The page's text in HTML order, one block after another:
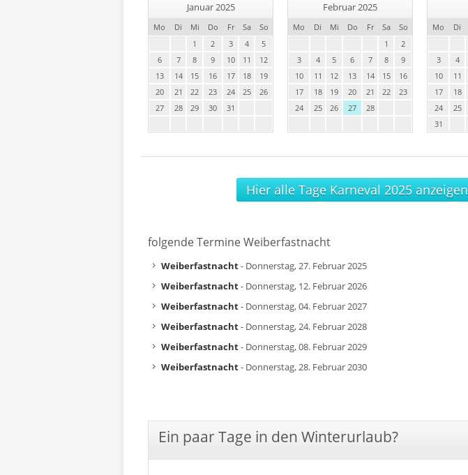
Januar 2025
Mo Di Mi Do Fr Sa
So
1
2 3 4
5
6
7 8 9 10 11
12
13
14 15 16 17 18
19
20
21 22 23 24 25
26
27
28 29 30 31
Februar 2025
Mo Di Mi Do Fr Sa
So
1
2
3
4 5 6 7 8
9
10
11 12 13 14 15
16
17
18 19 20 21 22
23
24
25 26 27 28
Mo Di
3
4
10
11
17
18
24
25
31
Hier alle Tage Karneval 2025 anzeigen
folgende Termine Weiberfastnacht
Weiberfastnacht- Donnerstag, 27. Februar 2025
Weiberfastnacht- Donnerstag, 12. Februar 2026
Weiberfastnacht- Donnerstag, 04. Februar 2027
Weiberfastnacht- Donnerstag, 24. Februar 2028
Weiberfastnacht- Donnerstag, 08. Februar 2029
Weiberfastnacht- Donnerstag, 28. Februar 2030
Ein paar Tage in den Winterurlaub?